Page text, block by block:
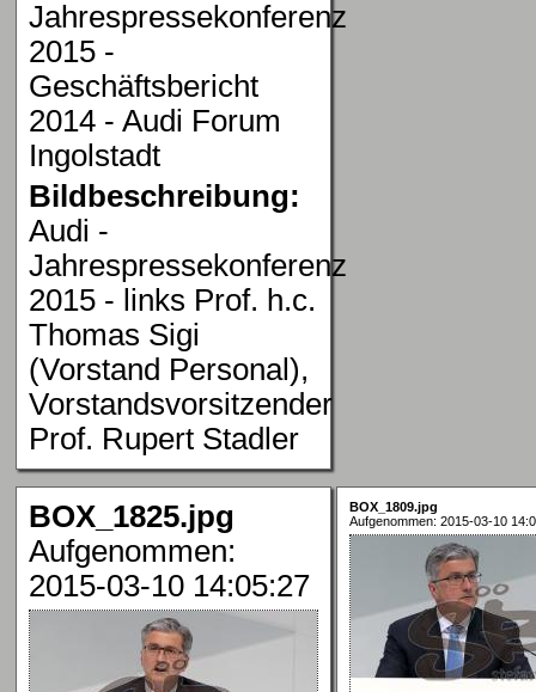
Jahrespressekonferenz
2015 -
Geschäftsbericht
2014 - Audi Forum
Ingolstadt
Bildbeschreibung:
Audi -
Jahrespressekonferenz
2015 - links Prof. h.c.
Thomas Sigi
(Vorstand Personal),
Vorstandsvorsitzender
Prof. Rupert Stadler
BOX_1825.jpg
Aufgenommen:
2015-03-10 14:05:27
BOX_1809.jpg
Aufgenommen: 2015-03-10